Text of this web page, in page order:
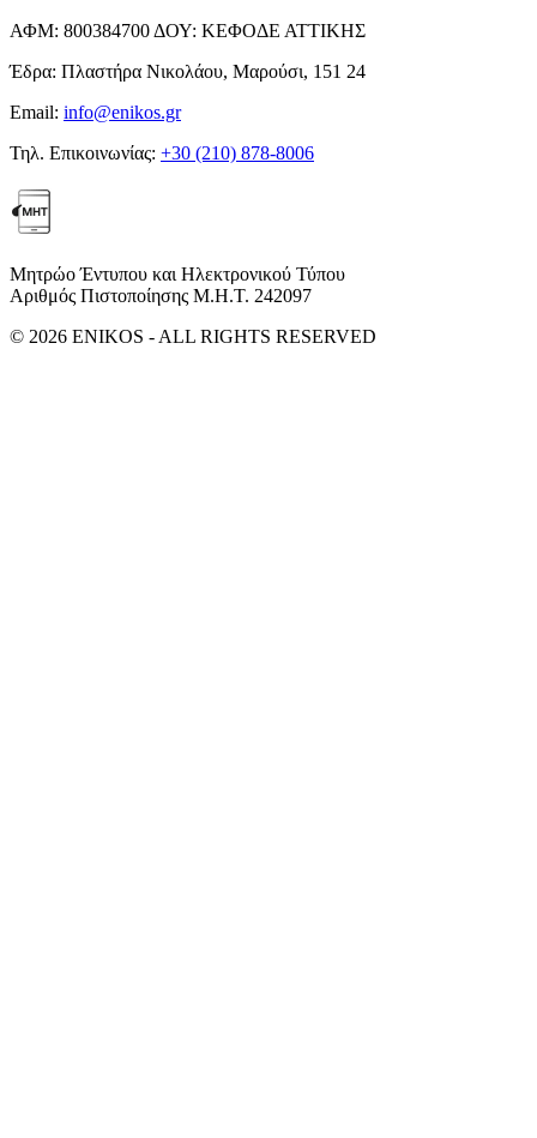
ΑΦΜ: 800384700 ΔΟΥ: ΚΕΦΟΔΕ ΑΤΤΙΚΗΣ
Έδρα: Πλαστήρα Νικολάου, Μαρούσι, 151 24
Email: info@enikos.gr
Τηλ. Επικοινωνίας: +30 (210) 878-8006
Μητρώο Έντυπου και Ηλεκτρονικού Τύπου
Αριθμός Πιστοποίησης Μ.Η.Τ. 242097
© 2026 ENIKOS - ALL RIGHTS RESERVED